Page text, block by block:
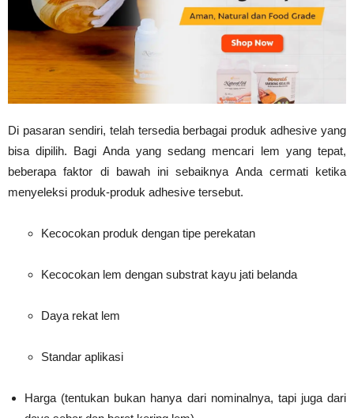
Di pasaran sendiri, telah tersedia berbagai produk adhesive yang
bisa dipilih. Bagi Anda yang sedang mencari lem yang tepat,
beberapa faktor di bawah ini sebaiknya Anda cermati ketika
menyeleksi produk-produk adhesive tersebut.
Kecocokan produk dengan tipe perekatan
Kecocokan lem dengan substrat kayu jati belanda
Daya rekat lem
Standar aplikasi
Harga (tentukan bukan hanya dari nominalnya, tapi juga dari